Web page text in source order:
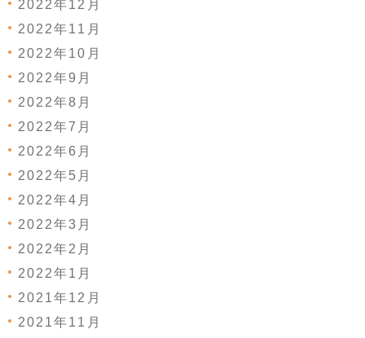
2022年12月
2022年11月
2022年10月
2022年9月
2022年8月
2022年7月
2022年6月
2022年5月
2022年4月
2022年3月
2022年2月
2022年1月
2021年12月
2021年11月